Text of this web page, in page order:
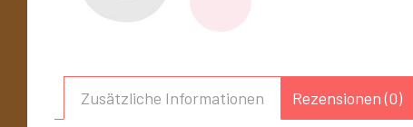
Zusätzliche Informationen Rezensionen (0)